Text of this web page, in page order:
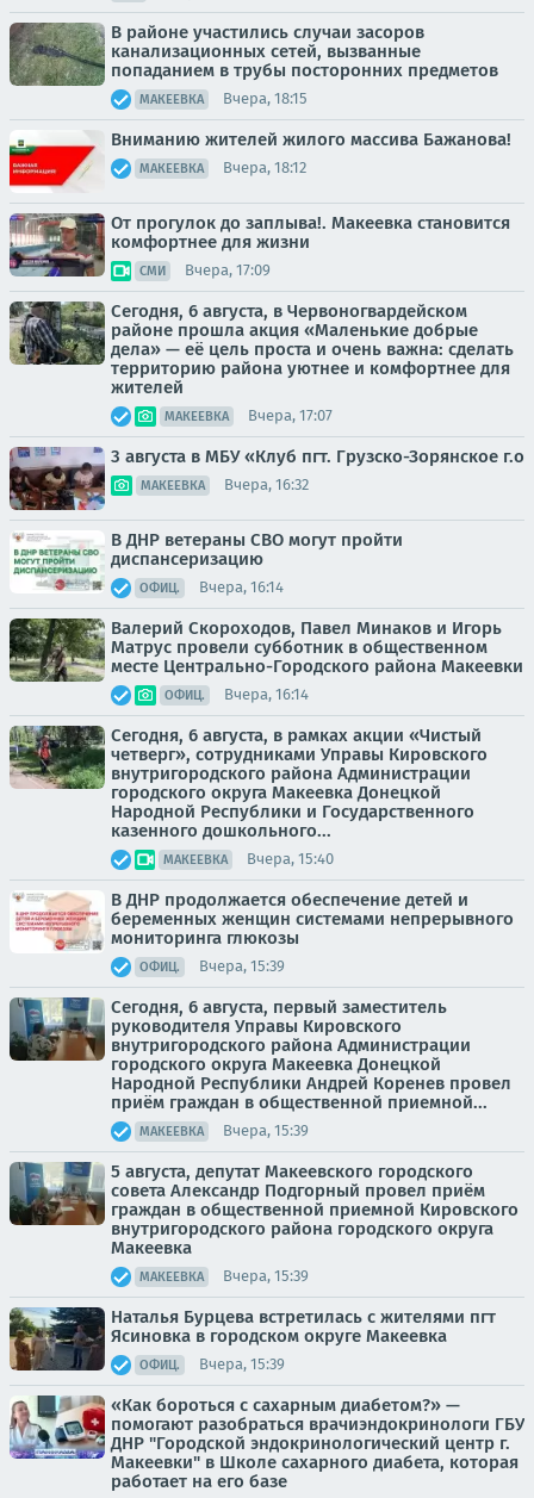
В районе участились случаи засоров
канализационных сетей, вызванные
попаданием в трубы посторонних предметов
МАКЕЕВКА Вчера, 18:15
Вниманию жителей жилого массива Бажанова!
МАКЕЕВКА Вчера, 18:12
От прогулок до заплыва!. Макеевка становится
комфортнее для жизни
СМИ Вчера, 17:09
Сегодня, 6 августа, в Червоногвардейском
районе прошла акция «Маленькие добрые
дела» — её цель проста и очень важна: сделать
территорию района уютнее и комфортнее для
жителей
МАКЕЕВКА Вчера, 17:07
3 августа в МБУ «Клуб пгт. Грузско-Зорянское г.о
МАКЕЕВКА Вчера, 16:32
В ДНР ветераны СВО могут пройти
диспансеризацию
ОФИЦ. Вчера, 16:14
Валерий Скороходов, Павел Минаков и Игорь
Матрус провели субботник в общественном
месте Центрально-Городского района Макеевки
ОФИЦ. Вчера, 16:14
Сегодня, 6 августа, в рамках акции «Чистый
четверг», сотрудниками Управы Кировского
внутригородского района Администрации
городского округа Макеевка Донецкой
Народной Республики и Государственного
казенного дошкольного...
МАКЕЕВКА Вчера, 15:40
В ДНР продолжается обеспечение детей и
беременных женщин системами непрерывного
мониторинга глюкозы
ОФИЦ. Вчера, 15:39
Сегодня, 6 августа, первый заместитель
руководителя Управы Кировского
внутригородского района Администрации
городского округа Макеевка Донецкой
Народной Республики Андрей Коренев провел
приём граждан в общественной приемной...
МАКЕЕВКА Вчера, 15:39
5 августа, депутат Макеевского городского
совета Александр Подгорный провел приём
граждан в общественной приемной Кировского
внутригородского района городского округа
Макеевка
МАКЕЕВКА Вчера, 15:39
Наталья Бурцева встретилась с жителями пгт
Ясиновка в городском округе Макеевка
ОФИЦ. Вчера, 15:39
«Как бороться с сахарным диабетом?» —
помогают разобраться врачиэндокринологи ГБУ
ДНР "Городской эндокринологический центр г.
Макеевки" в Школе сахарного диабета, которая
работает на его базе